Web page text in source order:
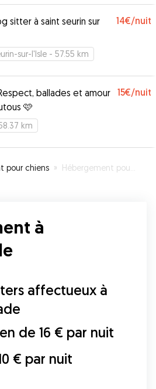
sitter à saint seurin sur
14€/nuit
sur-l'Isle - 57.55 km
ballades et amour
🩷
15€/nuit
km
pour chiens » Hébergement pour votre chien à Chancelade
à
affectueux à
de 16 € par nuit
€ par nuit